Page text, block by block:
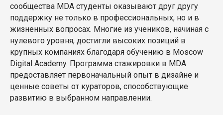
сообщества MDA студенты оказывают друг другу
поддержку не только в профессиональных, но и в
жизненных вопросах. Многие из учеников, начиная с
нулевого уровня, достигли высоких позиций в
крупных компаниях благодаря обучению в Moscow
Digital Academy. Программа стажировки в MDA
предоставляет первоначальный опыт в дизайне и
ценные советы от кураторов, способствующие
развитию в выбранном направлении.